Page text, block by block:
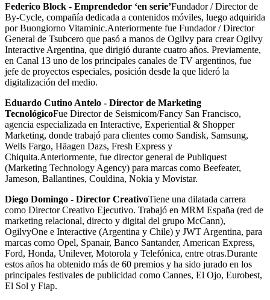
Federico Block - Emprendedor ‘en serie’Fundador / Director de
By-Cycle, compañía dedicada a contenidos móviles, luego adquirida
por Buongiorno Vitaminic.Anteriormente fue Fundador / Director
General de Tsubcero que pasó a manos de Ogilvy para crear Ogilvy
Interactive Argentina, que dirigió durante cuatro años. Previamente,
en Canal 13 uno de los principales canales de TV argentinos, fue
jefe de proyectos especiales, posición desde la que lideró la
digitalización del medio.
Eduardo Cutino Antelo - Director de Marketing
TecnológicoFue Director de Seismicom/Fancy San Francisco,
agencia especializada en Interactive, Experiential & Shopper
Marketing, donde trabajó para clientes como Sandisk, Samsung,
Wells Fargo, Häagen Dazs, Fresh Express y
Chiquita.Anteriormente, fue director general de Publiquest
(Marketing Technology Agency) para marcas como Beefeater,
Jameson, Ballantines, Couldina, Nokia y Movistar.
Diego Domingo - Director CreativoTiene una dilatada carrera
como Director Creativo Ejecutivo. Trabajó en MRM España (red de
marketing relacional, directo y digital del grupo McCann),
OgilvyOne e Interactive (Argentina y Chile) y JWT Argentina, para
marcas como Opel, Spanair, Banco Santander, American Express,
Ford, Honda, Unilever, Motorola y Telefónica, entre otras.Durante
estos años ha obtenido más de 60 premios y ha sido jurado en los
principales festivales de publicidad como Cannes, El Ojo, Eurobest,
El Sol y Fiap.